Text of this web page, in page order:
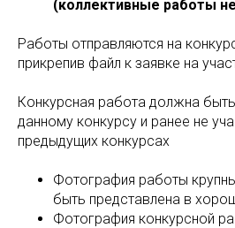
(коллективные работы
Работы отправляются на
прикрепив файл к заявке на
Конкурсная работа должна
данному конкурсу и ранее не
предыдущих конкурсах
Фотография работы
быть представлена в
Фотография конкурсной